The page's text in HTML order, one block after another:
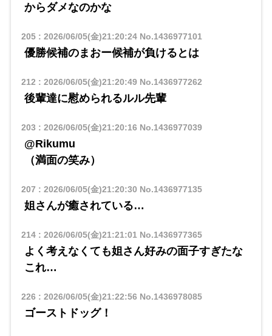
からダメなのかな
205: 2026/06/05(金)21:20:24No.1436977101
優勝候補のまおー候補が負けるとは
212 : 2026/06/05(金)21:20:49No.1436977262
後輩達に慰められるルル先輩
203 : 2026/06/05(金)21:20:16 No.1436977039
@Rikumu
​​（満面の笑み）
207 : 2026/06/05(金)21:20:30 No.1436977135
姐さんが癒されている…
214: 2026/06/05(金)21:21:01 No.1436977365
よく考えなくても姐さん好みの面子すぎたな
これ…
226 : 2026/06/05(金)21:22:56 No.1436978085
ゴーストドッグ！